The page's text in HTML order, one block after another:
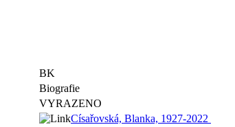
BK
Biografie
VYRAZENO
Císařovská, Blanka, 1927-2022